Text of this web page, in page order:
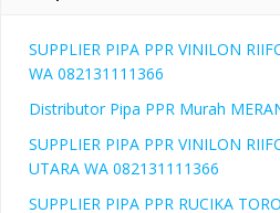
SUPPLIER PIPA PPR VINILON
WA 082131111366
Distributor Pipa PPR Murah
SUPPLIER PIPA PPR VINILON
UTARA WA 082131111366
SUPPLIER PIPA PPR RUCIKA